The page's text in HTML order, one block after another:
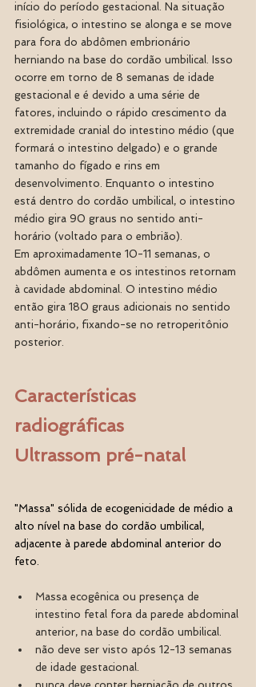
início do período gestacional. Na situação
fisiológica, o intestino se alonga e se move
para fora do abdômen embrionário
herniando na base do cordão umbilical. Isso
ocorre em torno de 8 semanas de idade
gestacional e é devido a uma série de
fatores, incluindo o rápido crescimento da
extremidade cranial do intestino médio (que
formará o intestino delgado) e o grande
tamanho do fígado e rins em
desenvolvimento. Enquanto o intestino
está dentro do cordão umbilical, o intestino
médio gira 90 graus no sentido anti-
horário (voltado para o embrião).
Em aproximadamente 10-11 semanas, o
abdômen aumenta e os intestinos retornam
à cavidade abdominal. O intestino médio
então gira 180 graus adicionais no sentido
anti-horário, fixando-se no retroperitônio
posterior.
Características
radiográficas
Ultrassom pré-natal
"Massa" sólida de ecogenicidade de médio a
alto nível na base do cordão umbilical,
adjacente à parede abdominal anterior do
feto.
Massa ecogênica ou presença de
intestino fetal fora da parede abdominal
anterior, na base do cordão umbilical.
não deve ser visto após 12-13 semanas
de idade gestacional.